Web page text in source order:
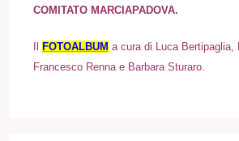
COMITATO MARCIAPADOVA.
FOTOALBUM a cura di Luca Bertipaglia,
Francesco Renna e Barbara Sturaro.